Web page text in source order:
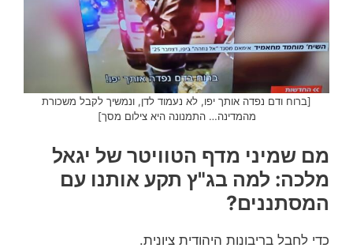
[ברוח ודם נפדה אותך יפו, לא נעמוד לדן, ונמשיך לקבל משכורת
מהמדינה… התמנונה היא צילום מסך]
מם שמיני מדף הטוויטר של יגאל
מלכה: למה בג"ץ תקע אותנו עם
המסתננים?
כדי לחבל בריבונות היהודית ציונית.